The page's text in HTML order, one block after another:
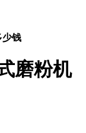
少钱
磨粉机